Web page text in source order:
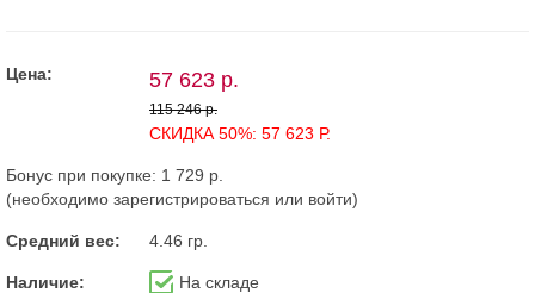
Цена: 57 623 р.
115 246 р.
СКИДКА 50%: 57 623 Р.
Бонус при покупке: 1 729 р.
(необходимо зарегистрироваться или войти)
Средний вес: 4.46 гр.
Наличие: На складе